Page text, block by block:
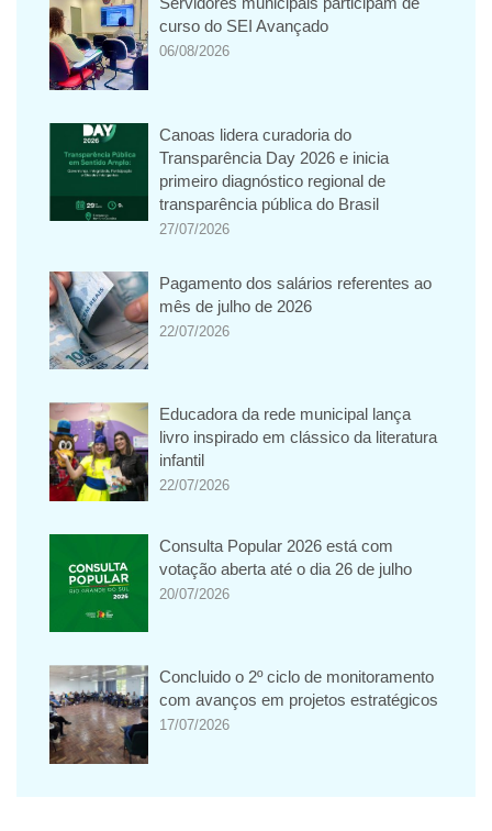
curso do SEI Avançado
06/08/2026
Canoas lidera curadoria do
Transparência Day 2026 e inicia
primeiro diagnóstico regional de
transparência pública do Brasil
27/07/2026
Pagamento dos salários referentes ao
mês de julho de 2026
22/07/2026
Educadora da rede municipal lança
livro inspirado em clássico da literatura
infantil
22/07/2026
Consulta Popular 2026 está com
votação aberta até o dia 26 de julho
20/07/2026
Concluido o 2º ciclo de monitoramento
com avanços em projetos estratégicos
17/07/2026